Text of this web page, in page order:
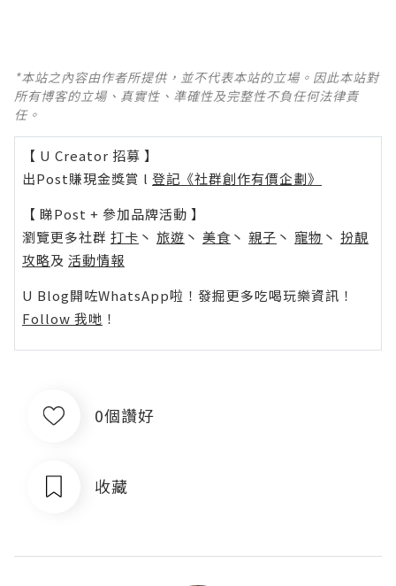
*本站之內容由作者所提供，並不代表本站的立場。因此本站對
所有博客的立場、真實性、準確性及完整性不負任何法律責
任。
【 U Creator 招募 】
出Post賺現金獎賞 l 登記《社群創作有價企劃》
【 睇Post + 參加品牌活動 】
瀏覽更多社群 打卡 丶 旅遊 丶 美食 丶 親子 丶 寵物 丶 扮靚
攻略及 活動情報
U Blog開咗WhatsApp啦！發掘更多吃喝玩樂資訊！
Follow 我哋 ！
0個讚好
收藏